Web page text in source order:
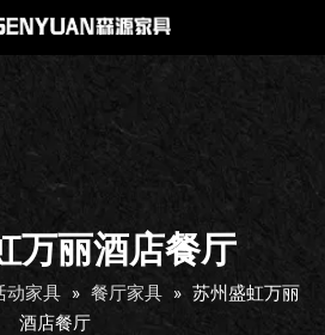
万丽酒店餐厅
动家具 » 餐厅家具 » 苏州盛虹万丽
酒店餐厅